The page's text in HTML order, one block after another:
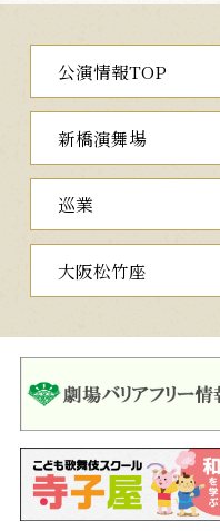
公演情報TOP
新橋演舞場
巡業
大阪松竹座